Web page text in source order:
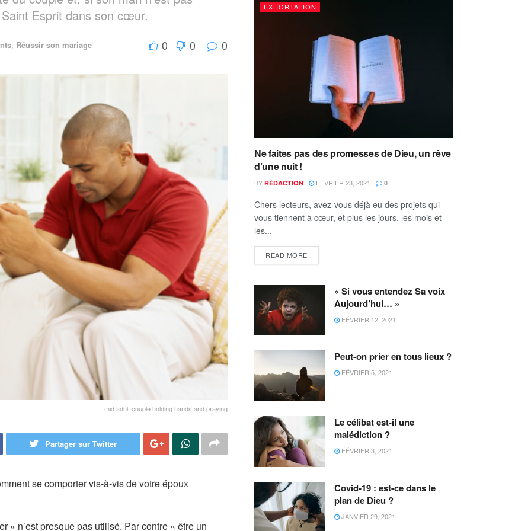
Esprit dans son cœur.
, Réussir son mariage 0 0 0
mid adult couple holding hands and praying
Partager sur Twitter
se comporter vis-à-vis de votre époux
» n’est presque pas utilisé. Par contre « être un
EXHORTATION
Ne faites pas des promesses de Dieu, un rêve
d’une nuit !
BY RÉDACTION FÉVRIER 23, 2021 0
Chers lecteurs, avez-vous déjà eu des projets qui
vous tiennent à cœur, et plus les jours, les mois et
les...
READ MORE
« Si vous entendez Sa voix
Aujourd’hui… »
FÉVRIER 12, 2021
Peut-on prier en tous lieux ?
FÉVRIER 5, 2021
Le célibat est-il une
malédiction ?
FÉVRIER 3, 2021
Covid-19 : est-ce dans le
plan de Dieu ?
JANVIER 29, 2021